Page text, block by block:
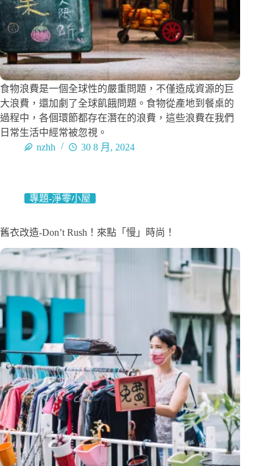
食物浪費是一個全球性的嚴重問題，不僅造成資源的巨
大浪費，還加劇了全球飢餓問題。食物從產地到餐桌的
過程中，各個環節都存在潛在的浪費，這些浪費在我們
日常生活中經常被忽視。
nzhh
30 8 月, 2024
專題-淨零小屋
舊衣改造-Don’t Rush！來點「慢」時尚！